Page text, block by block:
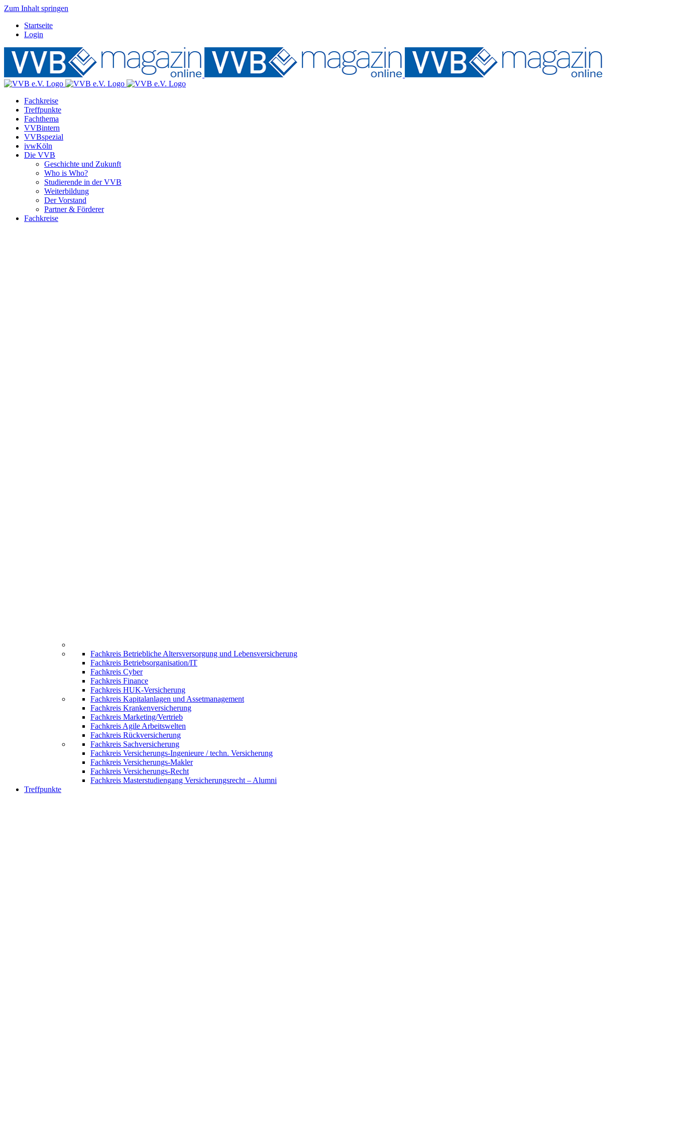
Zum Inhalt springen
Startseite
Login
Fachkreise
Treffpunkte
Fachthema
VVBintern
VVBspezial
ivwKöln
Die VVB
Geschichte und Zukunft
Who is Who?
Studierende in der VVB
Weiterbildung
Der Vorstand
Partner & Förderer
Fachkreise
Fachkreis Betriebliche Altersversorgung und Lebensversicherung
Fachkreis Betriebsorganisation/IT
Fachkreis Cyber
Fachkreis Finance
Fachkreis HUK-Versicherung
Fachkreis Kapitalanlagen und Assetmanagement
Fachkreis Krankenversicherung
Fachkreis Marketing/Vertrieb
Fachkreis Agile Arbeitswelten
Fachkreis Rückversicherung
Fachkreis Sachversicherung
Fachkreis Versicherungs-Ingenieure / techn. Versicherung
Fachkreis Versicherungs-Makler
Fachkreis Versicherungs-Recht
Fachkreis Masterstudiengang Versicherungsrecht – Alumni
Treffpunkte